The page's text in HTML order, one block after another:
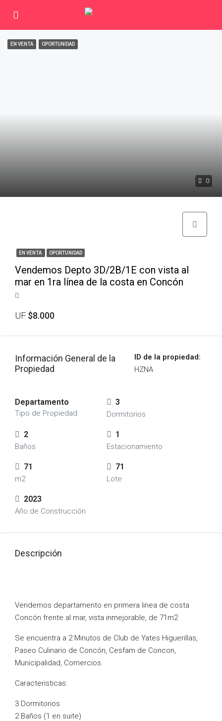
0
EN VENTA OPORTUNIDAD
EN VENTA OPORTUNIDAD
Vendemos Depto 3D/2B/1E con vista al
mar en 1ra línea de la costa en Concón
UF $8.000
Información General de la
Propiedad
ID de la propiedad:
HZNA
Departamento
Tipo de Propiedad
3
Dormitorios
2
Baños
1
Estacionamiento
71
m2
71
Lote
2023
Año de Construcción
Descripción
Vendemos departamento en primera linea de costa
Concón frente al mar, vista inmejorable, de 71m2
Se encuentra a 2 Minutos de Club de Yates Higuerillas,
Paseo Culinario de Concón, Cesfam de Concon,
Municipalidad, Comercios.
Caracteristicas:
3 Dormitorios
2 Baños (1 en suite)